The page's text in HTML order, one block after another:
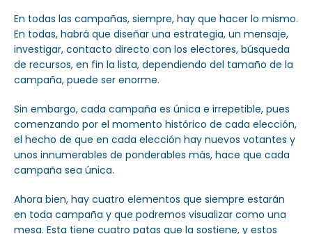
En todas las campañas, siempre, hay que hacer lo mismo.
En todas, habrá que diseñar una estrategia, un mensaje,
investigar, contacto directo con los electores, búsqueda
de recursos, en fin la lista, dependiendo del tamaño de la
campaña, puede ser enorme.
Sin embargo, cada campaña es única e irrepetible, pues
comenzando por el momento histórico de cada elección,
el hecho de que en cada elección hay nuevos votantes y
unos innumerables de ponderables más, hace que cada
campaña sea única.
Ahora bien, hay cuatro elementos que siempre estarán
en toda campaña y que podremos visualizar como una
mesa. Esta tiene cuatro patas que la sostiene, y estos